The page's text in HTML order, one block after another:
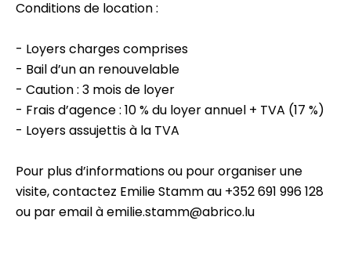
Conditions de location :
- Loyers charges comprises
- Bail d’un an renouvelable
- Caution : 3 mois de loyer
- Frais d’agence : 10 % du loyer annuel + TVA (17 %)
- Loyers assujettis à la TVA
Pour plus d’informations ou pour organiser une
visite, contactez Emilie Stamm au +352 691 996 128
ou par email à emilie.stamm@abrico.lu